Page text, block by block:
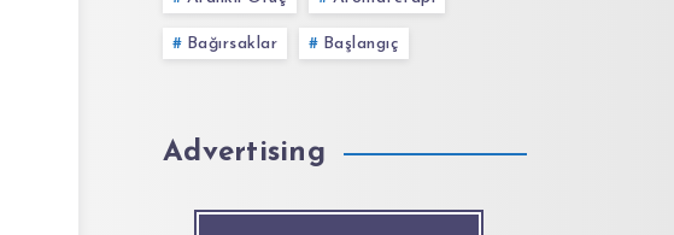
Bağırsaklar Başlangıç
Advertising